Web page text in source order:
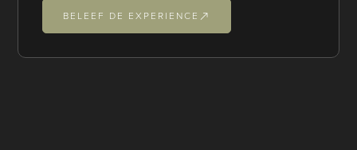
BELEEF DE EXPERIENCE